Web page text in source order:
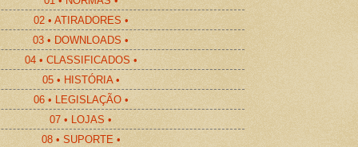
02 • ATIRADORES •
03 • DOWNLOADS •
04 • CLASSIFICADOS •
05 • HISTÓRIA •
06 • LEGISLAÇÃO •
07 • LOJAS •
08 • SUPORTE •